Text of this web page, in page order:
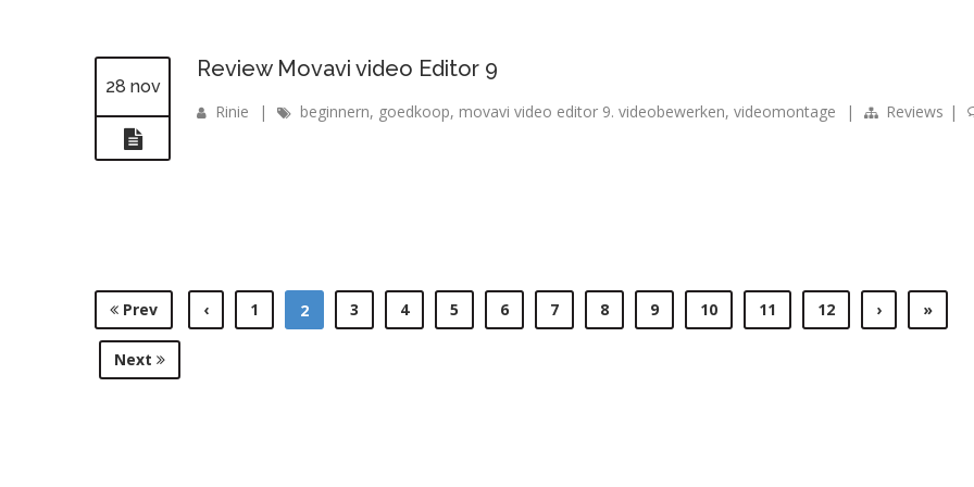
28 nov
Review Movavi video Editor 9
Rinie | beginnern, goedkoop, movavi video editor 9. videobewerken, videomontage | Reviews |
Prev ‹ 1 2 3 4 5 6 7 8 9 10 11 12 › »
Next